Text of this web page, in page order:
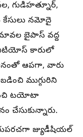
గుడిహత్నూర్,
కేసులు నమోదై
బైపాస్ వద్ద
కారులో
ఆపగా, వారు
ముగ్గురిని
టయోటా
చేసుకున్నారు.
జ్యుడీషియల్